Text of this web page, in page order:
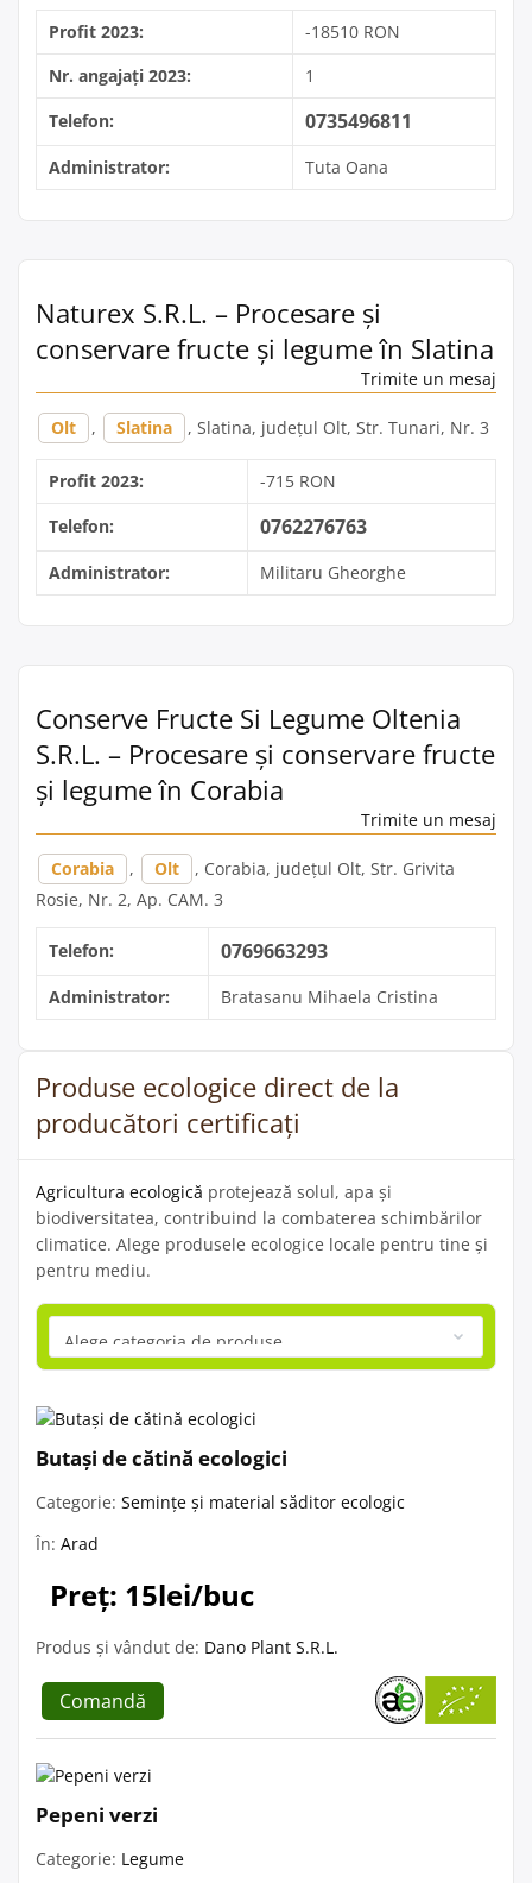
Profit 2023:
-18510 RON
Nr. angajați 2023:
1
Telefon:
0735496811
Administrator: Tuta Oana
Naturex S.R.L. – Procesare și
conservare fructe și legume în Slatina
Trimite un mesaj
Olt , Slatina , Slatina, județul Olt, Str. Tunari, Nr. 3
Profit 2023:
-715 RON
Telefon:
0762276763
Administrator: Militaru Gheorghe
Conserve Fructe Si Legume Oltenia
S.R.L. – Procesare și conservare fructe
și legume în Corabia
Trimite un mesaj
Corabia , Olt
, Corabia, județul Olt, Str. Grivita
Rosie, Nr. 2, Ap. CAM. 3
Telefon: 0769663293
Administrator: Bratasanu Mihaela Cristina
Produse ecologice direct de la
producători certificați
Agricultura ecologică protejează solul, apa și
biodiversitatea, contribuind la combaterea schimbărilor
climatice. Alege produsele ecologice locale pentru tine și
pentru mediu.
Butași de cătină ecologici
Categorie: Semințe și material săditor ecologic
În: Arad
Preț: 15lei/buc
Produs și vândut de: Dano Plant S.R.L.
Comandă
Pepeni verzi
Categorie: Legume